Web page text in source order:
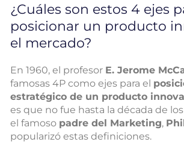
¿Cuáles son estos 4 ejes
posicionar un producto
el mercado?
En 1960, el profesor E. Jerome
famosas 4P como ejes para el
estratégico de un producto
es que no fue hasta la década de
el famoso padre del Marketing,
popularizó estas definiciones.